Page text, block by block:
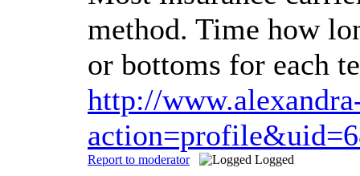
method. Time how
or bottoms for each
http://
Report to moderator Logged